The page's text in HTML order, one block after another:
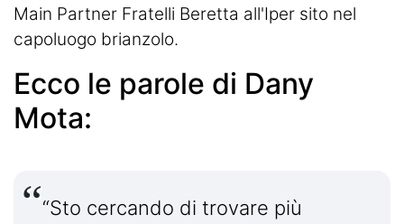
Main Partner Fratelli Beretta all'Iper sito nel
capoluogo brianzolo.
Ecco le parole di Dany
Mota:
“Sto cercando di trovare più